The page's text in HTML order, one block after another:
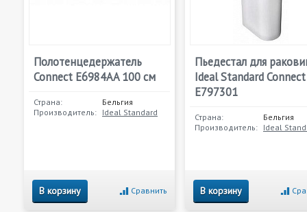
Полотенцедержатель
Connect E6984AA 100 см
Страна:
Бельгия
Производитель: Ideal Standard
В корзину Сравнить
Пьедестал для
Ideal Standard Connect
E797301
Страна:
Бельгия
Производитель: Ideal
В корзину